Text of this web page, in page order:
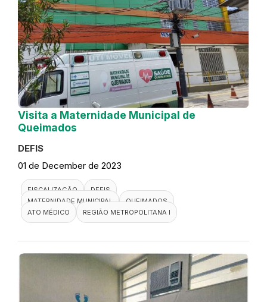
Visita a Maternidade Municipal de
Queimados
DEFIS
01 de December de 2023
FISCALIZAÇÃO
DEFIS
MATERNIDADE MUNICIPAL
QUEIMADOS
ATO MÉDICO
REGIÃO METROPOLITANA I